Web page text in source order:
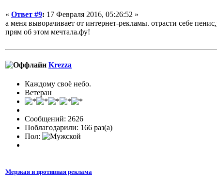
« Ответ #9: 17 Февраля 2016, 05:26:52 »
а меня выворачивает от интернет-рекламы. отрасти себе
прям об этом мечтала.фу!
Krezza
Каждому своё небо.
Ветеран
Сообщений: 2626
Поблагодарили: 166 раз(а)
Пол:
Мерзкая и противная реклама